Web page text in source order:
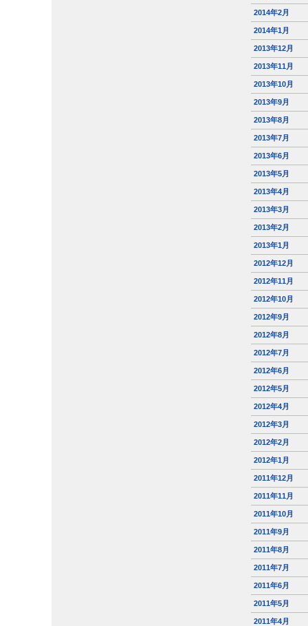
2014年2月
2014年1月
2013年12月
2013年11月
2013年10月
2013年9月
2013年8月
2013年7月
2013年6月
2013年5月
2013年4月
2013年3月
2013年2月
2013年1月
2012年12月
2012年11月
2012年10月
2012年9月
2012年8月
2012年7月
2012年6月
2012年5月
2012年4月
2012年3月
2012年2月
2012年1月
2011年12月
2011年11月
2011年10月
2011年9月
2011年8月
2011年7月
2011年6月
2011年5月
2011年4月